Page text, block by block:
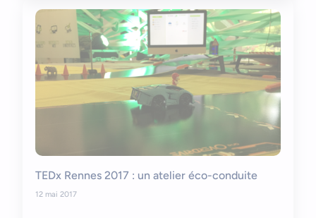
TEDx Rennes 2017 : un atelier éco-conduite
12 mai 2017